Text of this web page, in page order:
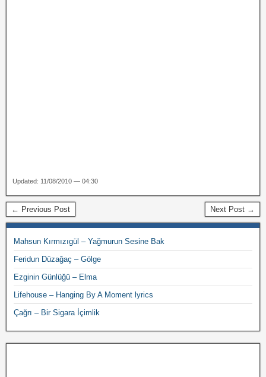
Updated: 11/08/2010 — 04:30
← Previous Post Next Post →
Mahsun Kırmızıgül – Yağmurun Sesine Bak
Feridun Düzağaç – Gölge
Ezginin Günlüğü – Elma
Lifehouse – Hanging By A Moment lyrics
Çağrı – Bir Sigara İçimlik